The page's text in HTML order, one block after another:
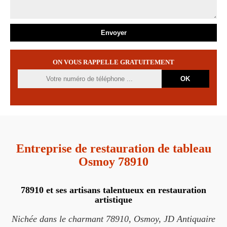
ON VOUS RAPPELLE GRATUITEMENT
Entreprise de restauration de tableau
Osmoy 78910
78910 et ses artisans talentueux en restauration
artistique
Nichée dans le charmant 78910, Osmoy, JD Antiquaire